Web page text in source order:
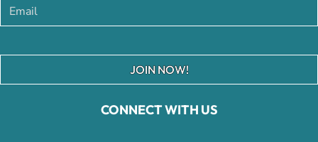
CONNECT WITH US
JOIN NOW!